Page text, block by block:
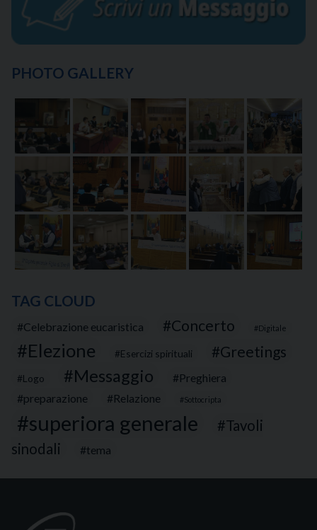
PHOTO GALLERY
TAG CLOUD
Celebrazione eucaristica Concerto Digitale
Elezione Esercizi spirituali Greetings
Logo Messaggio
Preghiera
preparazione
Relazione Sottocripta
superiora generale
Tavoli
sinodali
tema